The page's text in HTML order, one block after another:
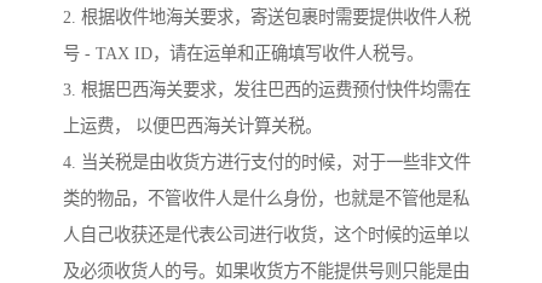
2. 根据收件地海关要求，寄送包裹时需要提供收件人税
号 - TAX ID，请在运单和正确填写收件人税号。
3. 根据巴西海关要求，发往巴西的运费预付快件均需在
上运费， 以便巴西海关计算关税。
4. 当关税是由收货方进行支付的时候，对于一些非文件
类的物品，不管收件人是什么身份，也就是不管他是私
人自己收获还是代表公司进行收货，这个时候的运单以
及必须收货人的号。如果收货方不能提供号则只能是由